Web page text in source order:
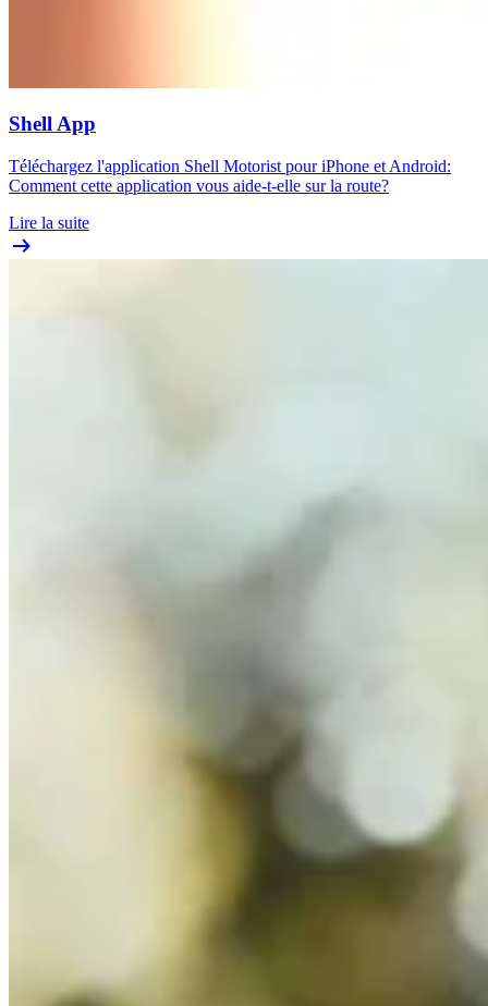
Shell App
Téléchargez l'application Shell Motorist pour iPhone et Android:
Comment cette application vous aide-t-elle sur la route?
Lire la suite